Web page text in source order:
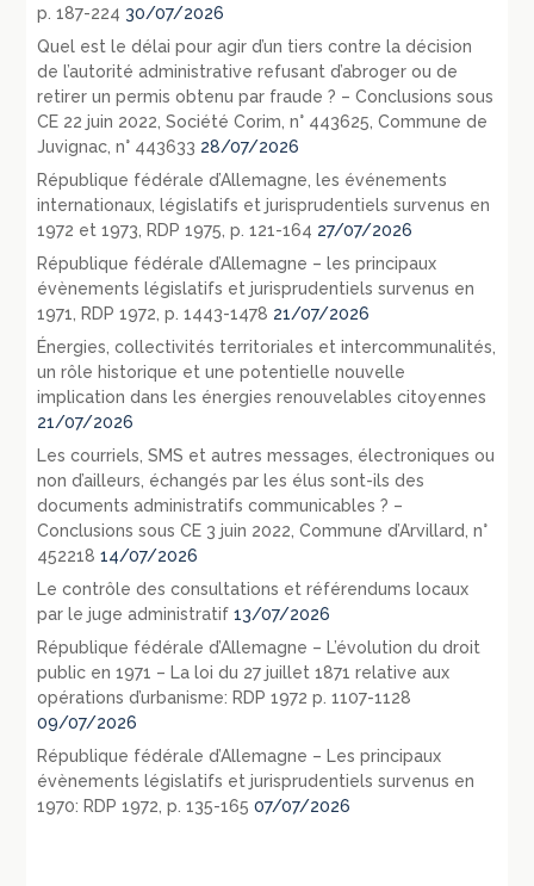
p. 187-224 30/07/2026
Quel est le délai pour agir d’un tiers contre la décision
de l’autorité administrative refusant d’abroger ou de
retirer un permis obtenu par fraude ? – Conclusions sous
CE 22 juin 2022, Société Corim, n° 443625, Commune de
Juvignac, n° 443633 28/07/2026
République fédérale d’Allemagne, les événements
internationaux, législatifs et jurisprudentiels survenus en
1972 et 1973, RDP 1975, p. 121-164 27/07/2026
République fédérale d’Allemagne – les principaux
évènements législatifs et jurisprudentiels survenus en
1971, RDP 1972, p. 1443-1478 21/07/2026
Énergies, collectivités territoriales et intercommunalités,
un rôle historique et une potentielle nouvelle
implication dans les énergies renouvelables citoyennes
21/07/2026
Les courriels, SMS et autres messages, électroniques ou
non d’ailleurs, échangés par les élus sont-ils des
documents administratifs communicables ? –
Conclusions sous CE 3 juin 2022, Commune d’Arvillard, n°
452218 14/07/2026
Le contrôle des consultations et référendums locaux
par le juge administratif 13/07/2026
République fédérale d’Allemagne – L’évolution du droit
public en 1971 – La loi du 27 juillet 1871 relative aux
opérations d’urbanisme: RDP 1972 p. 1107-1128
09/07/2026
République fédérale d’Allemagne – Les principaux
évènements législatifs et jurisprudentiels survenus en
1970: RDP 1972, p. 135-165 07/07/2026